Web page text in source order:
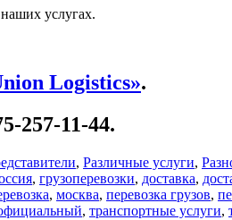
услугах.
Logistics».
257-11-44.
, Различные услуги,
, грузоперевозки, доставка,
, москва, перевозка грузов,
, транспортные услуги,